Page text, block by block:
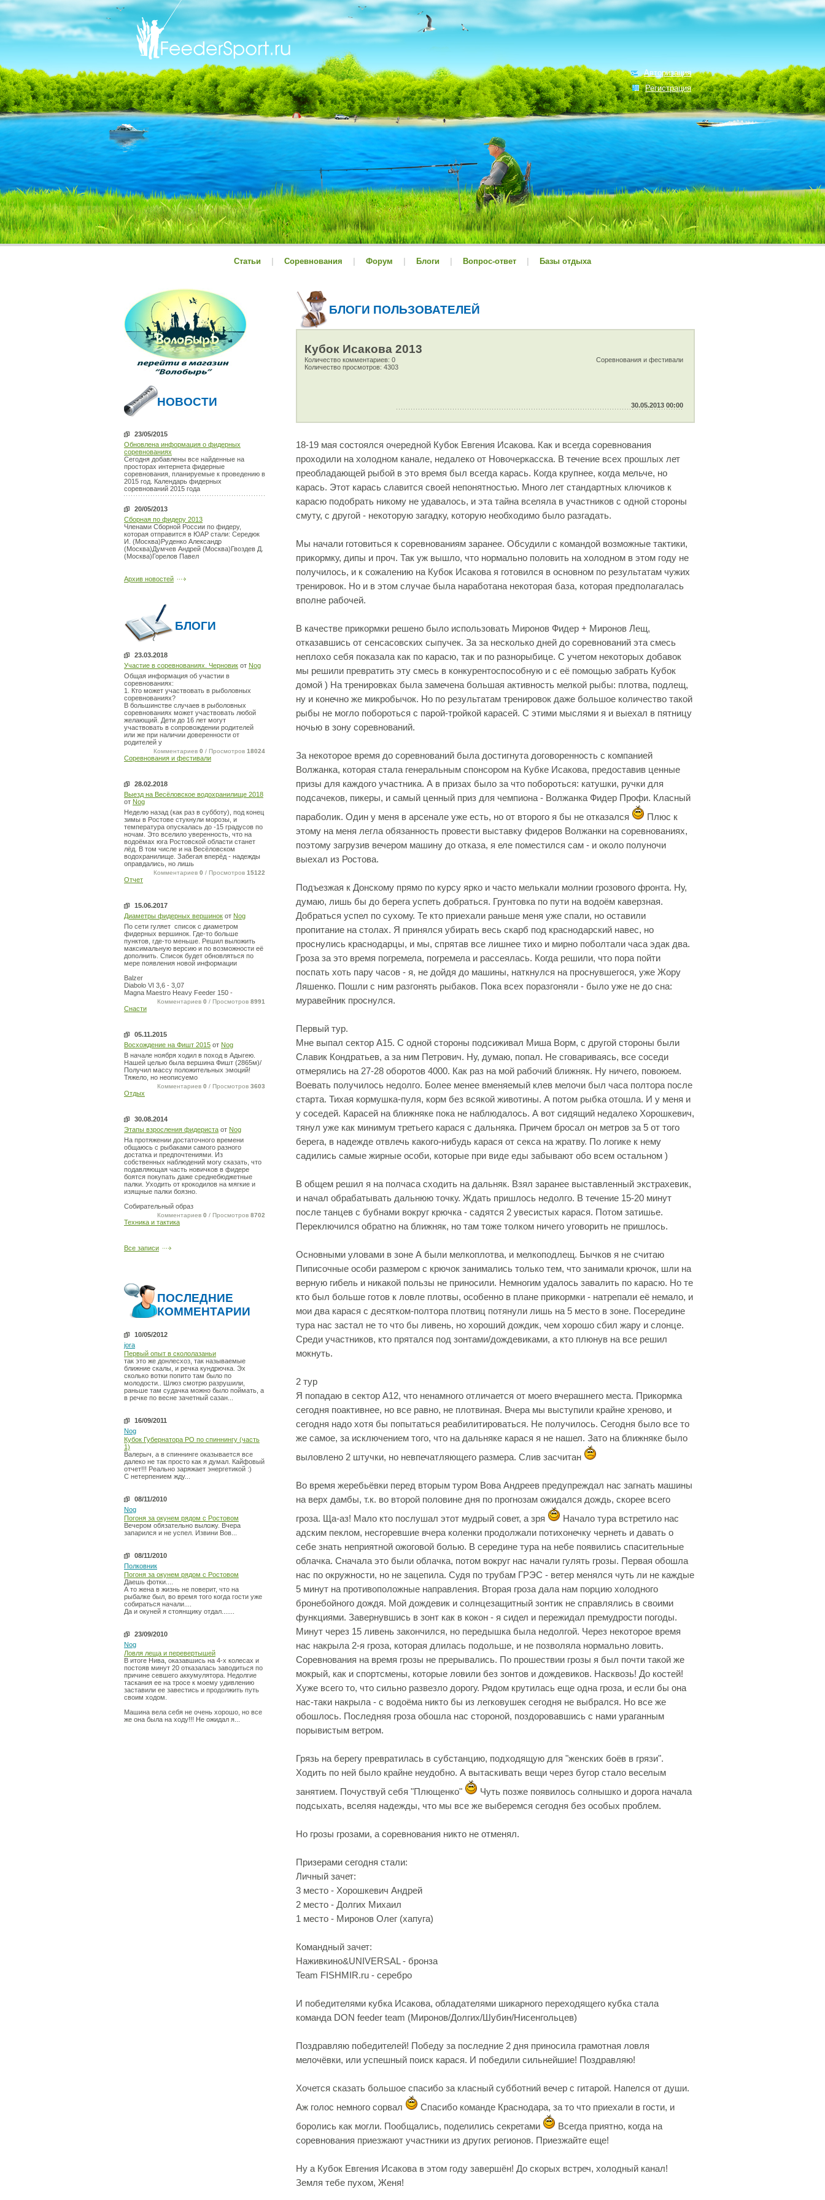
Авторизация
Регистрация
Статьи Соревнования Форум Блоги Вопрос-ответ Базы отдыха
НОВОСТИ
23/05/2015
Обновлена информация о фидерных
соревнованиях
Сегодня добавлены все найденные на
просторах интернета фидерные
соревнования, планируемые к проведению в
2015 год. Календарь фидерных
соревнований 2015 года
20/05/2013
Сборная по фидеру 2013
Членами Сборной России по фидеру,
которая отправится в ЮАР стали: Середюк
И. (Москва)Руденко Александр
(Москва)Думчев Андрей (Москва)Гвоздев Д.
(Москва)Горелов Павел
Архив новостей
БЛОГИ
23.03.2018
Участие в соревнованиях. Черновик от Nog
Общая информация об участии в
соревнованиях:
1. Кто может участвовать в рыболовных
соревнованиях?
В большинстве случаев в рыболовных
соревнованиях может участвовать любой
желающий. Дети до 16 лет могут
участвовать в сопровождении родителей
или же при наличии доверенности от
родителей у
Комментариев 0 / Просмотров 18024
Соревнования и фестивали
28.02.2018
Выезд на Весёловское водохранилище 2018
от Nog
Неделю назад (как раз в субботу), под конец
зимы в Ростове стукнули морозы, и
температура опускалась до -15 градусов по
ночам. Это вселило уверенность, что на
водоёмах юга Ростовской области станет
лёд. В том числе и на Весёловском
водохранилище. Забегая вперёд - надежды
оправдались, но лишь
Комментариев 0 / Просмотров 15122
Отчет
15.06.2017
Диаметры фидерных вершинок от Nog
По сети гуляет список с диаметром
фидерных вершинок. Где-то больше
пунктов, где-то меньше. Решил выложить
максимальную версию и по возможности её
дополнить. Список будет обновляться по
мере появления новой информации
Balzer
Diabolo VI 3,6 - 3,07
Magna Maestro Heavy Feeder 150 -
Комментариев 0 / Просмотров 8991
Снасти
05.11.2015
Восхождение на Фишт 2015 от Nog
В начале ноября ходил в поход в Адыгею.
Нашей целью была вершина Фишт (2865м)/
Получил массу положительных эмоций!
Тяжело, но неописуемо
Комментариев 0 / Просмотров 3603
Отдых
30.08.2014
Этапы взросления фидериста от Nog
На протяжении достаточного времени
общаюсь с рыбаками самого разного
достатка и предпочтениями. Из
собственных наблюдений могу сказать, что
подавляющая часть новичков в фидере
боятся покупать даже среднебюджетные
палки. Уходить от крокодилов на мягкие и
изящные палки боязно.
Собирательный образ
Комментариев 0 / Просмотров 8702
Техника и тактика
Все записи
ПОСЛЕДНИЕ
КОММЕНТАРИИ
10/05/2012
jora
Первый опыт в скололазаньи
так это же донлесхоз, так называемые
ближние скалы, и речка кундрючка. Эх
сколько вотки попито там было по
молодости.. Шлюз смотрю разрушили,
раньше там судачка можно было поймать, а
в речке по весне зачетный сазан...
16/09/2011
Nog
Кубок Губернатора РО по спиннингу (часть
1)
Валерыч, а в спиннинге оказывается все
далеко не так просто как я думал. Кайфовый
отчет!!! Реально заряжает энергетикой :)
С нетерпением жду...
08/11/2010
Nog
Погоня за окунем рядом с Ростовом
Вечером обязательно выложу. Вчера
запарился и не успел. Извини Вов...
08/11/2010
Полковник
Погоня за окунем рядом с Ростовом
Даешь фотки....
А то жена в жизнь не поверит, что на
рыбалке был, во время того когда гости уже
собираться начали....
Да и окуней я стоянщику отдал.......
23/09/2010
Nog
Ловля леща и перевертышей
В итоге Нива, оказавшись на 4-х колесах и
постояв минут 20 отказалась заводиться по
причине севшего аккумулятора. Недолгие
таскания ее на тросе к моему удивлению
заставили ее завестись и продолжить путь
своим ходом.
Машина вела себя не очень хорошо, но все
же она была на ходу!!! Не ожидал я...
БЛОГИ ПОЛЬЗОВАТЕЛЕЙ
Кубок Исакова 2013
Соревнования и фестивали
Количество комментариев: 0
Количество просмотров: 4303
30.05.2013 00:00
18-19 мая состоялся очередной Кубок Евгения Исакова. Как и всегда соревнования
проходили на холодном канале, недалеко от Новочеркасска. В течение всех прошлых лет
преобладающей рыбой в это время был всегда карась. Когда крупнее, когда мельче, но
карась. Этот карась славится своей непонятностью. Много лет стандартных ключиков к
карасю подобрать никому не удавалось, и эта тайна вселяла в участников с одной стороны
смуту, с другой - некоторую загадку, которую необходимо было разгадать.
Мы начали готовиться к соревнованиям заранее. Обсудили с командой возможные тактики,
прикормку, дипы и проч. Так уж вышло, что нормально половить на холодном в этом году не
получилось, и к сожалению на Кубок Исакова я готовился в основном по результатам чужих
тренировок. Но и в этом случае была наработана некоторая база, которая предполагалась
вполне рабочей.
В качестве прикормки решено было использовать Миронов Фидер + Миронов Лещ,
отказавшись от сенсасовских сыпучек. За за несколько дней до соревнований эта смесь
неплохо себя показала как по карасю, так и по разнорыбице. С учетом некоторых добавок
мы решили превратить эту смесь в конкурентоспособную и с её помощью забрать Кубок
домой ) На тренировках была замечена большая активность мелкой рыбы: плотва, подлещ,
ну и конечно же микробычок. Но по результатам тренировок даже большое количество такой
рыбы не могло побороться с парой-тройкой карасей. С этими мыслями я и выехал в пятницу
ночью в зону соревнований.
За некоторое время до соревнований была достигнута договоренность с компанией
Волжанка, которая стала генеральным спонсором на Кубке Исакова, предоставив ценные
призы для каждого участника. А в призах было за что побороться: катушки, ручки для
подсачеков, пикеры, и самый ценный приз для чемпиона - Волжанка Фидер Профи. Класный
параболик. Один у меня в арсенале уже есть, но от второго я бы не отказался
Плюс к
этому на меня легла обязанность провести выставку фидеров Волжанки на соревнованиях,
поэтому загрузив вечером машину до отказа, я еле поместился сам - и около полуночи
выехал из Ростова.
Подъезжая к Донскому прямо по курсу ярко и часто мелькали молнии грозового фронта. Ну,
думаю, лишь бы до берега успеть добраться. Грунтовка по пути на водоём каверзная.
Добраться успел по сухому. Те кто приехали раньше меня уже спали, но оставили
пропитание на столах. Я принялся убирать весь скарб под краснодарский навес, но
проснулись краснодарцы, и мы, спрятав все лишнее тихо и мирно поболтали часа эдак два.
Гроза за это время погремела, погремела и рассеялась. Когда решили, что пора пойти
поспать хоть пару часов - я, не дойдя до машины, наткнулся на проснувшегося, уже Жору
Ляшенко. Пошли с ним разгонять рыбаков. Пока всех поразгоняли - было уже не до сна:
муравейник проснулся.
Первый тур.
Мне выпал сектор А15. С одной стороны подсиживал Миша Ворм, с другой стороны были
Славик Кондратьев, а за ним Петрович. Ну, думаю, попал. Не сговариваясь, все соседи
отмерялись на 27-28 оборотов 4000. Как раз на мой рабочий ближняк. Ну ничего, повоюем.
Воевать получилось недолго. Более менее вменяемый клев мелочи был часа полтора после
старта. Тихая кормушка-пуля, корм без всякой животины. А потом рыбка отошла. И у меня и
у соседей. Карасей на ближняке пока не наблюдалось. А вот сидящий недалеко Хорошкевич,
тянул уже как минимум третьего карася с дальняка. Причем бросал он метров за 5 от того
берега, в надежде отвлечь какого-нибудь карася от секса на жратву. По логике к нему
садились самые жирные особи, которые при виде еды забывают обо всем остальном )
В общем решил я на полчаса сходить на дальняк. Взял заранее выставленный экстрахевик,
и начал обрабатывать дальнюю точку. Ждать пришлось недолго. В течение 15-20 минут
после танцев с бубнами вокруг крючка - садятся 2 увесистых карася. Потом затишье.
Переключился обратно на ближняк, но там тоже толком ничего уговорить не пришлось.
Основными уловами в зоне А были мелкоплотва, и мелкоподлещ. Бычков я не считаю
Пиписочные особи размером с крючок занимались только тем, что занимали крючок, шли на
верную гибель и никакой пользы не приносили. Немногим удалось завалить по карасю. Но те
кто был больше готов к ловле плотвы, особенно в плане прикормки - натрепали её немало, и
мои два карася с десятком-полтора плотвиц потянули лишь на 5 место в зоне. Посередине
тура нас застал не то что бы ливень, но хороший дождик, чем хорошо сбил жару и слонце.
Среди участников, кто прятался под зонтами/дождевиками, а кто плюнув на все решил
мокнуть.
2 тур
Я попадаю в сектор А12, что ненамного отличается от моего вчерашнего места. Прикормка
сегодня поактивнее, но все равно, не плотвиная. Вчера мы выступили крайне хреново, и
сегодня надо хотя бы попытаться реабилитироваться. Не получилось. Сегодня было все то
же самое, за исключением того, что на дальняке карася я не нашел. Зато на ближняке было
выловлено 2 штучки, но невпечатляющего размера. Слив засчитан
Во время жеребьёвки перед вторым туром Вова Андреев предупреждал нас загнать машины
на верх дамбы, т.к. во второй половине дня по прогнозам ожидался дождь, скорее всего
гроза. Ща-аз! Мало кто послушал этот мудрый совет, а зря
Начало тура встретило нас
адским пеклом, несгоревшие вчера коленки продолжали потихонечку чернеть и давать о
себе знать неприятной ожоговой болью. В середине тура на небе появились спасительные
облачка. Сначала это были облачка, потом вокруг нас начали гулять грозы. Первая обошла
нас по окружности, но не зацепила. Судя по трубам ГРЭС - ветер менялся чуть ли не каждые
5 минут на противоположные направления. Вторая гроза дала нам порцию холодного
бронебойного дождя. Мой дождевик и солнцезащитный зонтик не справлялись в своими
функциями. Завернувшись в зонт как в кокон - я сидел и пережидал премудрости погоды.
Минут через 15 ливень закончился, но передышка была недолгой. Через некоторое время
нас накрыла 2-я гроза, которая длилась подольше, и не позволяла нормально ловить.
Соревнования на время грозы не прерывались. По прошествии грозы я был почти такой же
мокрый, как и спортсмены, которые ловили без зонтов и дождевиков. Насквозь! До костей!
Хуже всего то, что сильно развезло дорогу. Рядом крутилась еще одна гроза, и если бы она
нас-таки накрыла - с водоёма никто бы из легковушек сегодня не выбрался. Но все же
обошлось. Последняя гроза обошла нас стороной, поздоровавшись с нами ураганным
порывистым ветром.
Грязь на берегу превратилась в субстанцию, подходящую для "женских боёв в грязи".
Ходить по ней было крайне неудобно. А вытаскивать вещи через бугор стало веселым
занятием. Почуствуй себя "Плющенко"
Чуть позже появилось солнышко и дорога начала
подсыхать, вселяя надежды, что мы все же выберемся сегодня без особых проблем.
Но грозы грозами, а соревнования никто не отменял.
Призерами сегодня стали:
Личный зачет:
3 место - Хорошкевич Андрей
2 место - Долгих Михаил
1 место - Миронов Олег (хапуга)
Командный зачет:
Наживкино&UNIVERSAL - бронза
Team FISHMIR.ru - серебро
И победителями кубка Исакова, обладателями шикарного переходящего кубка стала
команда DON feeder team (Миронов/Долгих/Шубин/Нисенгольцев)
Поздравляю победителей! Победу за последние 2 дня приносила грамотная ловля
мелочёвки, или успешный поиск карася. И победили сильнейшие! Поздравляю!
Хочется сказать большое спасибо за класный субботний вечер с гитарой. Напелся от души.
Аж голос немного сорвал
Спасибо команде Краснодара, за то что приехали в гости, и
боролись как могли. Пообщались, поделились секретами
Всегда приятно, когда на
соревнования приезжают участники из других регионов. Приезжайте еще!
Ну а Кубок Евгения Исакова в этом году завершён! До скорых встреч, холодный канал!
Земля тебе пухом, Женя!